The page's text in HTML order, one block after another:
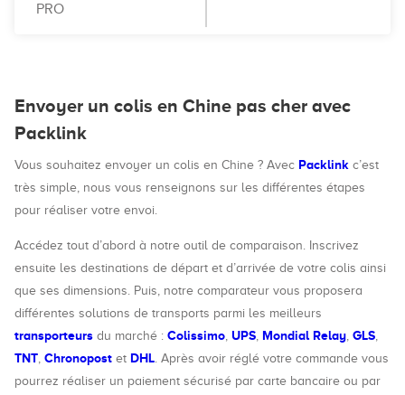
PRO
Envoyer un colis en Chine pas cher avec
Packlink
Vous souhaitez envoyer un colis en Chine ? Avec Packlink c’est
très simple, nous vous renseignons sur les différentes étapes
pour réaliser votre envoi.
Accédez tout d’abord à notre outil de comparaison. Inscrivez
ensuite les destinations de départ et d’arrivée de votre colis ainsi
que ses dimensions. Puis, notre comparateur vous proposera
différentes solutions de transports parmi les meilleurs
transporteurs du marché : Colissimo, UPS, Mondial Relay, GLS,
TNT, Chronopost et DHL. Après avoir réglé votre commande vous
pourrez réaliser un paiement sécurisé par carte bancaire ou par